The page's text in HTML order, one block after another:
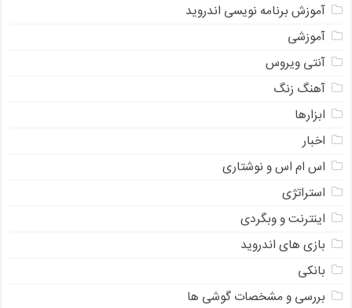
آموزش برنامه نویسی اندروید
آموزشی
آنتی ویروس
آهنگ زنگ
ابزارها
اخبار
اس ام اس و نوشتاری
استراتژی
اینترنت و وبگردی
بازی های اندروید
بانکی
بررسی و مشخصات گوشی ها